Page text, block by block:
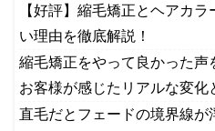
【好評】縮毛矯正とヘアカ
い理由を徹底解説！
縮毛矯正をやって良かった
お客様が感じたリアルな変化
直毛だとフェードの境界線